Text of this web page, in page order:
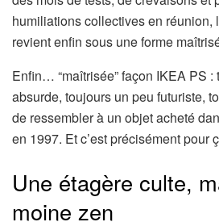
humiliations collectives en réunion,
revient enfin sous une forme
Enfin… “maîtrisée” façon IKEA PS :
absurde, toujours un peu futuriste,
de ressembler à un objet acheté
en 1997. Et c’est précisément pour
Une étagère culte,
moine zen